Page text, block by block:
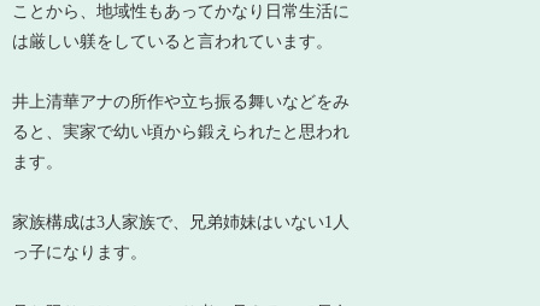
ことから、地域性もあってかなり日常生活に
は厳しい躾をしていると言われています。
井上清華アナの所作や立ち振る舞いなどをみ
ると、実家で幼い頃から鍛えられたと思われ
ます。
家族構成は3人家族で、兄弟姉妹はいない1人
っ子になります。